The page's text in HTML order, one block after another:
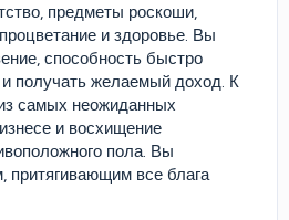
предметы роскоши,
и здоровье. Вы
способность быстро
и получать желаемый доход. К
самых неожиданных
и восхищение
пола. Вы
притягивающим все блага